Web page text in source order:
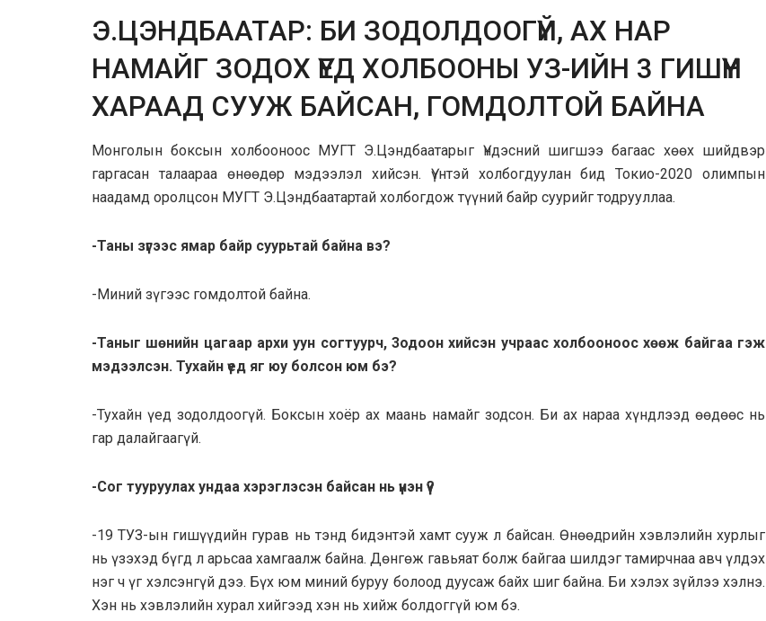
Э.ЦЭНДБААТАР: БИ ЗОДОЛДООГҮЙ, АХ НАР
НАМАЙГ ЗОДОХ ҮЕД ХОЛБООНЫ УЗ-ИЙН 3 ГИШҮҮН
ХАРААД СУУЖ БАЙСАН, ГОМДОЛТОЙ БАЙНА
Монголын боксын холбооноос МУГТ Э.Цэндбаатарыг Үндэсний шигшээ багаас хөөх шийдвэр
гаргасан талаараа өнөөдөр мэдээлэл хийсэн. Үүнтэй холбогдуулан бид Токио-2020 олимпын
наадамд оролцсон МУГТ Э.Цэндбаатартай холбогдож түүний байр суурийг тодрууллаа.
-Таны зүгээс ямар байр суурьтай байна вэ?
-Миний зүгээс гомдолтой байна.
-Таныг шөнийн цагаар архи уун согтуурч, 3одоон хийсэн учраас холбооноос хөөж байгаа гэж
мэдээлсэн. Тухайн үед яг юу болсон юм бэ?
-Тухайн үед зодолдоогүй. Боксын хоёр ах маань намайг зодсон. Би ах нараа хүндлээд өөдөөс нь
гар далайгаагүй.
-Сог тууруулах ундаа хэрэглэсэн байсан нь үнэн үү?
-19 ТУЗ-ын гишүүдийн гурав нь тэнд бидэнтэй хамт сууж л байсан. Өнөөдрийн хэвлэлийн хурлыг
нь үзэхэд бүгд л арьсаа хамгаалж байна. Дөнгөж гавьяат болж байгаа шилдэг тамирчнаа авч үлдэх
нэг ч үг хэлсэнгүй дээ. Бүх юм миний буруу болоод дуусаж байх шиг байна. Би хэлэх зүйлээ хэлнэ.
Хэн нь хэвлэлийн хурал хийгээд хэн нь хийж болдоггүй юм бэ.